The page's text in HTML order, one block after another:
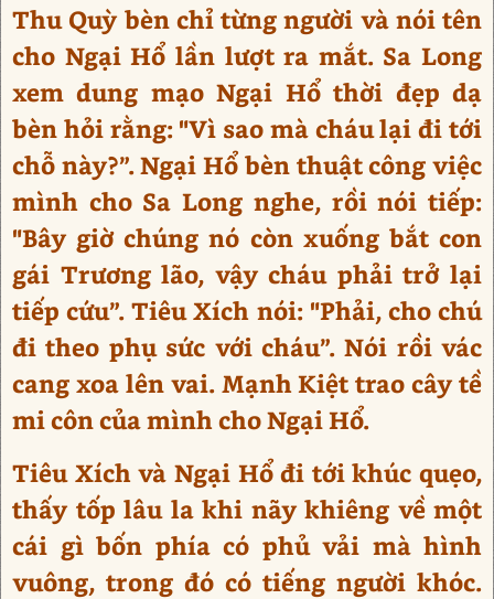
Thu Quỳ bèn chỉ từng người và nói tên
cho Ngại Hổ lần lượt ra mắt. Sa Long
xem dung mạo Ngại Hổ thời đẹp dạ
bèn hỏi rằng: "Vì sao mà cháu lại đi tới
chỗ này?”. Ngại Hổ bèn thuật công việc
mình cho Sa Long nghe, rồi nói tiếp:
"Bây giờ chúng nó còn xuống bắt con
gái Trương lão, vậy cháu phải trở lại
tiếp cứu”. Tiêu Xích nói: "Phải, cho chú
đi theo phụ sức với cháu”. Nói rồi vác
cang xoa lên vai. Mạnh Kiệt trao cây tề
mi côn của mình cho Ngại Hổ.
Tiêu Xích và Ngại Hổ đi tới khúc quẹo,
thấy tốp lâu la khi nãy khiêng về một
cái gì bốn phía có phủ vải mà hình
vuông, trong đó có tiếng người khóc.